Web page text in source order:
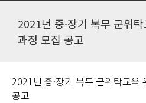
2021년 중·장기 복무 군위
과정 모집 공고
2021년 중·장기 복무 군위탁교육
공고